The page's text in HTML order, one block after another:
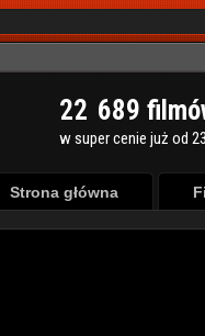
22 689
w super cenie już od
Strona główna